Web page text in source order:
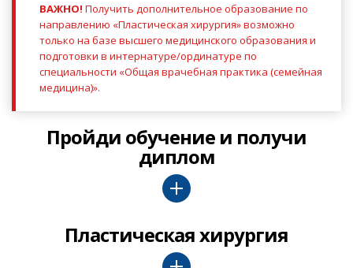
ВАЖНО! Получить дополнительное образование по
направлению «Пластическая хирургия» возможно
только на базе высшего медицинского образования и
подготовки в интернатуре/ординатуре по
специальности «Общая врачебная практика (семейная
медицина)».
Пройди обучение и получи
диплом
Пластическая хирургия